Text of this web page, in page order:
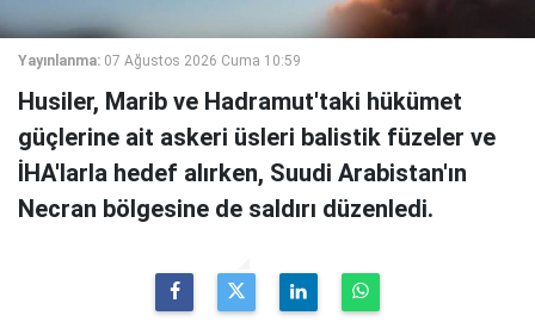
Yayınlanma: 07 Ağustos 2026 Cuma 10:59
Husiler, Marib ve Hadramut'taki hükümet
güçlerine ait askeri üsleri balistik füzeler ve
İHA'larla hedef alırken, Suudi Arabistan'ın
Necran bölgesine de saldırı düzenledi.